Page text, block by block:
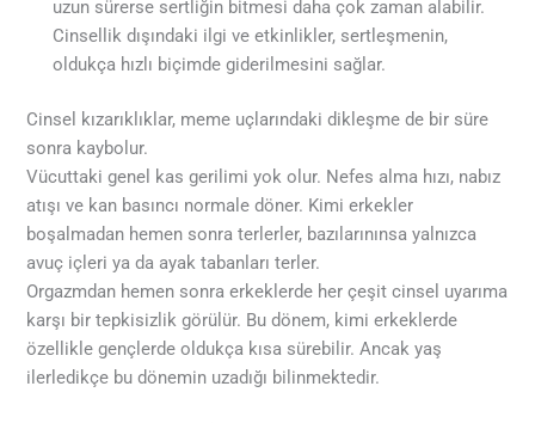
uzun sürerse sertliğin bitmesi daha çok zaman alabilir.
Cinsellik dışındaki ilgi ve etkinlikler, sertleşmenin,
oldukça hızlı biçimde giderilmesini sağlar.
Cinsel kızarıklıklar, meme uçlarındaki dikleşme de bir süre
sonra kaybolur.
Vücuttaki genel kas gerilimi yok olur. Nefes alma hızı, nabız
atışı ve kan basıncı normale döner. Kimi erkekler
boşalmadan hemen sonra terlerler, bazılarınınsa yalnızca
avuç içleri ya da ayak tabanları terler.
Orgazmdan hemen sonra erkeklerde her çeşit cinsel uyarıma
karşı bir tepkisizlik görülür. Bu dönem, kimi erkeklerde
özellikle gençlerde oldukça kısa sürebilir. Ancak yaş
ilerledikçe bu dönemin uzadığı bilinmektedir.